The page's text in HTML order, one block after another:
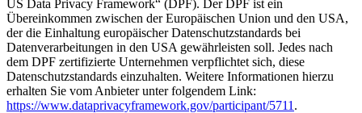
US Data Privacy Framework“ (DPF). Der DPF ist ein
Übereinkommen zwischen der Europäischen Union und den USA,
der die Einhaltung europäischer Datenschutzstandards bei
Datenverarbeitungen in den USA gewährleisten soll. Jedes nach
dem DPF zertifizierte Unternehmen verpflichtet sich, diese
Datenschutzstandards einzuhalten. Weitere Informationen hierzu
erhalten Sie vom Anbieter unter folgendem Link:
https://www.dataprivacyframework.gov/participant/5711 .